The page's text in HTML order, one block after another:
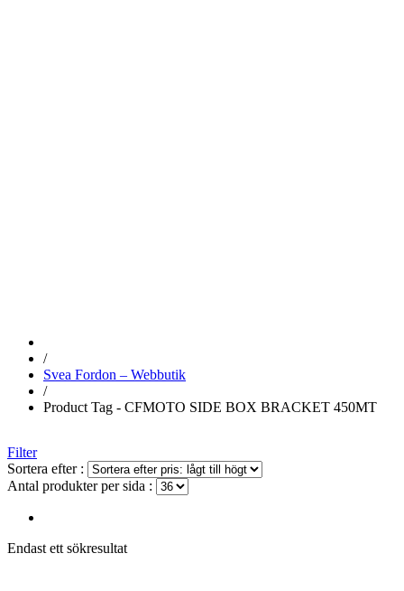
/
Svea Fordon – Webbutik
/
Product Tag - CFMOTO SIDE BOX BRACKET 450MT
Filter
Sortera efter :
Antal produkter per sida :
Endast ett sökresultat